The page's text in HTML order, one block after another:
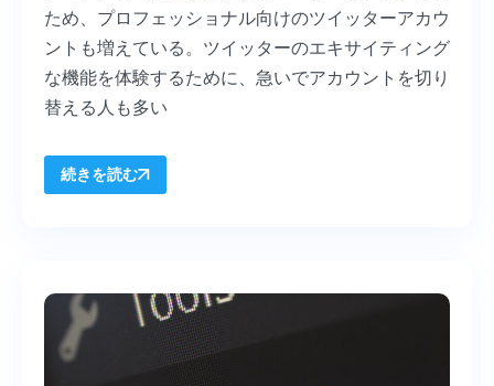
ため、プロフェッショナル向けのツイッターアカウ
ントも増えている。ツイッターのエキサイティング
な機能を体験するために、急いでアカウントを切り
替える人も多い
続きを読む